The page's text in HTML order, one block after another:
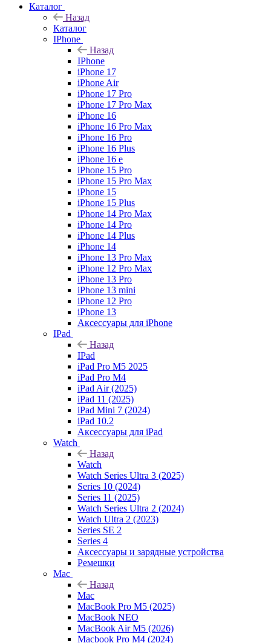
Каталог
Назад
Каталог
IPhone
Назад
IPhone
iPhone 17
iPhone Air
iPhone 17 Pro
iPhone 17 Pro Max
iPhone 16
iPhone 16 Pro Max
iPhone 16 Pro
iPhone 16 Plus
iPhone 16 e
iPhone 15 Pro
iPhone 15 Pro Max
iPhone 15
iPhone 15 Plus
iPhone 14 Pro Max
iPhone 14 Pro
iPhone 14 Plus
iPhone 14
iPhone 13 Pro Max
iPhone 12 Pro Max
iPhone 13 Pro
iPhone 13 mini
iPhone 12 Pro
iPhone 13
Аксессуары для iPhone
IPad
Назад
IPad
iPad Pro M5 2025
iPad Pro M4
iPad Air (2025)
iPad 11 (2025)
iPad Mini 7 (2024)
iPad 10.2
Аксессуары для iPad
Watch
Назад
Watch
Watch Series Ultra 3 (2025)
Series 10 (2024)
Series 11 (2025)
Watch Series Ultra 2 (2024)
Watch Ultra 2 (2023)
Series SE 2
Series 4
Аксессуары и зарядные устройства
Ремешки
Mac
Назад
Mac
MacBook Pro M5 (2025)
MacBook NEO
MacBook Air M5 (2026)
Macbook Pro M4 (2024)